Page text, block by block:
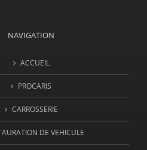
NAVIGATION
ACCUEIL
PROCARIS
CARROSSERIE
DE VEHICULE